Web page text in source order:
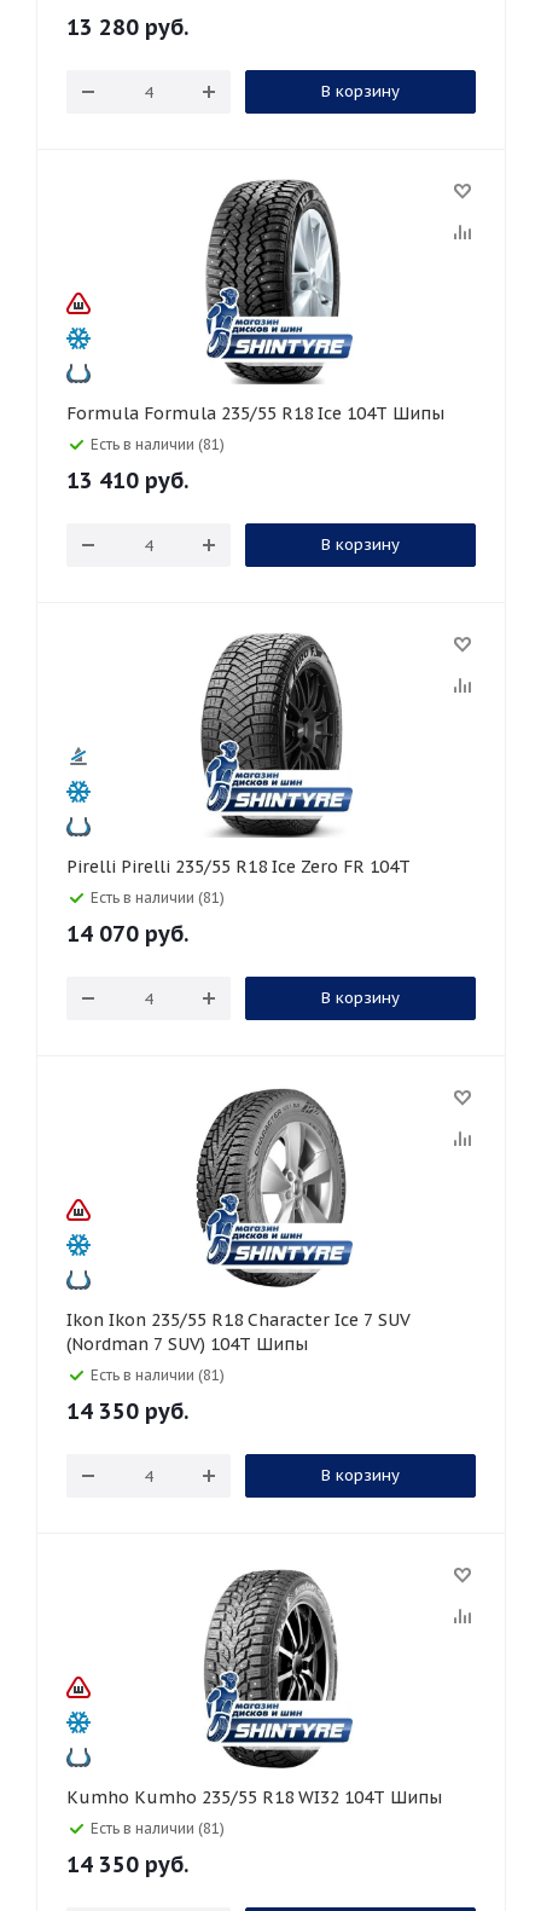
13 280 руб.
В корзину
Formula Formula 235/55 R18 Ice 104T Шипы
Есть в наличии (81)
13 410 руб.
В корзину
Pirelli Pirelli 235/55 R18 Ice Zero FR 104T
Есть в наличии (81)
14 070 руб.
В корзину
Ikon Ikon 235/55 R18 Character Ice 7 SUV
(Nordman 7 SUV) 104T Шипы
Есть в наличии (81)
14 350 руб.
В корзину
Kumho Kumho 235/55 R18 WI32 104T Шипы
Есть в наличии (81)
14 350 руб.